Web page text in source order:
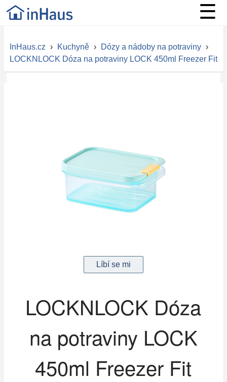
☰
InHaus.cz › Kuchyně › Dózy a nádoby na potraviny ›
LOCKNLOCK Dóza na potraviny LOCK 450ml Freezer Fit
LOCKNLOCK Dóza
na potraviny LOCK
450ml Freezer Fit